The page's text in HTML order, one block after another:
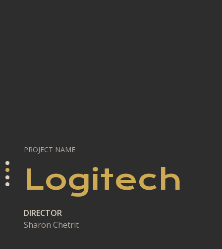
PROJECT NAME
Logitech
DIRECTOR
Sharon Chetrit